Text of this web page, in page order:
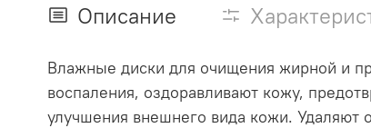
Описание
Влажные диски для очищения жирной и
воспаления, оздоравливают кожу,
улучшения внешнего вида кожи. Удаляют